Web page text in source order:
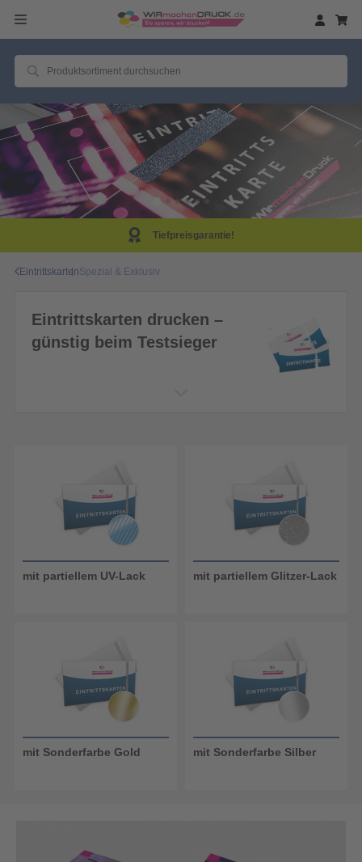
Tiefpreisgarantie!
EintrittskartenSpezial & Exklusiv
Eintrittskarten drucken –
günstig beim Testsieger
mit partiellem UV-Lack mit partiellem Glitzer-Lack
mit Sonderfarbe Gold mit Sonderfarbe Silber